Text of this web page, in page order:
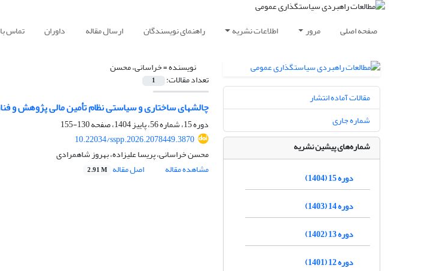
صفحه اصلی مرور اطلاعات نشریه راهنمای نویسندگان ارسال مقاله داوران تماس
نویسنده =خراسانی، محسن
تعداد مقالات: 1
چالش‏های ساختاری و سیاستی نظام تأمین مالی پژوهش و
دوره 15، شماره 56، پاییز 1404، صفحه
130-155
10.22034/sspp.2026.2078449.3870
محسن خراسانی، پریسا علیزاده، بهروز شاهمرادی
مشاهده مقاله
اصل مقاله 2.91 M
مقالات آماده انتشار
شماره جاری
شماره‌های پیشین نشریه
دوره 15 (1404)
دوره 14 (1403)
دوره 13 (1402)
دوره 12 (1401)